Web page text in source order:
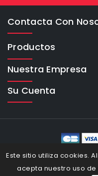
Contacta Con
Productos
Nuestra Empresa
Su Cuenta
Este sitio utiliza cookies.
acepta nuestro uso de